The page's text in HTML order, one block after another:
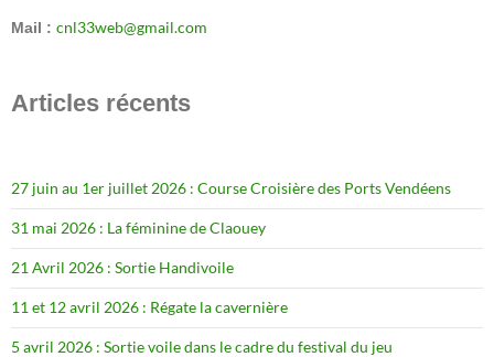
Mail : cnl33web@gmail.com
Articles récents
27 juin au 1er juillet 2026 : Course Croisière des Ports Vendéens
31 mai 2026 : La féminine de Claouey
21 Avril 2026 : Sortie Handivoile
11 et 12 avril 2026 : Régate la cavernière
5 avril 2026 : Sortie voile dans le cadre du festival du jeu